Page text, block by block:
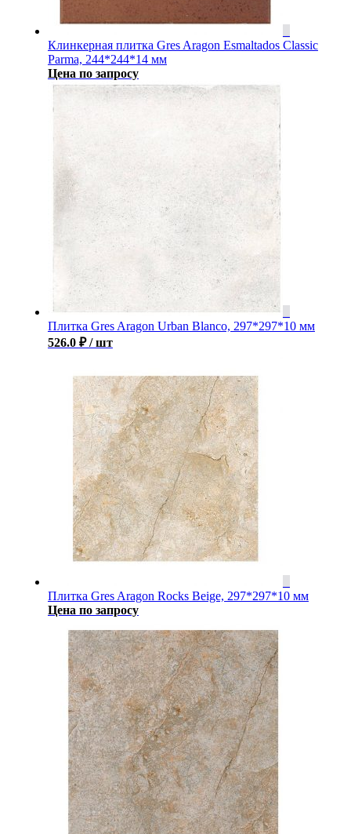
Клинкерная плитка Gres Aragon Esmaltados Classic
Parma, 244*244*14 мм
Цена по запросу
Плитка Gres Aragon Urban Blanco, 297*297*10 мм
526.0 ₽ / шт
Плитка Gres Aragon Rocks Beige, 297*297*10 мм
Цена по запросу